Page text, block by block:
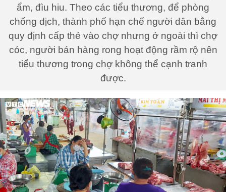
ẩm, đìu hiu. Theo các tiểu thương, để phòng
chống dịch, thành phố hạn chế người dân bằng
quy định cấp thẻ vào chợ nhưng ở ngoài thì chợ
cóc, người bán hàng rong hoạt động rầm rộ nên
tiểu thương trong chợ không thể cạnh tranh
được.